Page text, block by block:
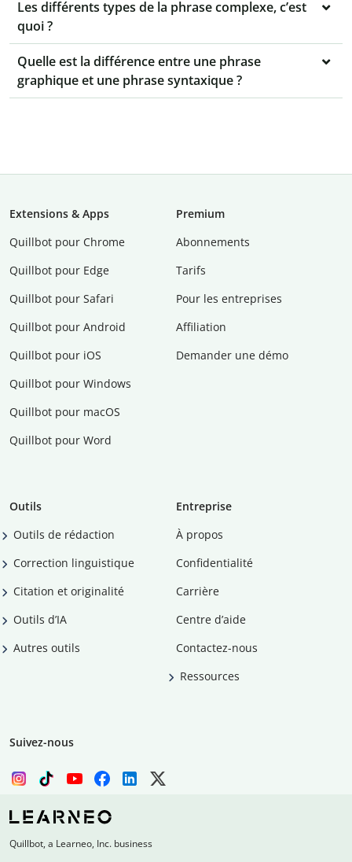
Les différents types de la phrase complexe, c’est
quoi ?
Quelle est la différence entre une phrase
graphique et une phrase syntaxique ?
Extensions & Apps
Quillbot pour Chrome
Quillbot pour Edge
Quillbot pour Safari
Quillbot pour Android
Quillbot pour iOS
Quillbot pour Windows
Quillbot pour macOS
Quillbot pour Word
Premium
Abonnements
Tarifs
Pour les entreprises
Affiliation
Demander une démo
Outils
Outils de rédaction
Correction linguistique
Citation et originalité
Outils d’IA
Autres outils
Entreprise
À propos
Confidentialité
Carrière
Centre d’aide
Contactez-nous
Ressources
Suivez-nous
Quillbot, a Learneo, Inc. business